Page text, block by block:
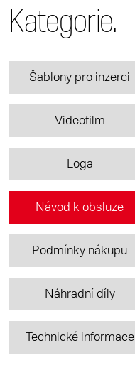
Kategorie.
Šablony pro inzerci
Videofilm
Loga
Návod k obsluze
Podmínky nákupu
Náhradní díly
Technické informace